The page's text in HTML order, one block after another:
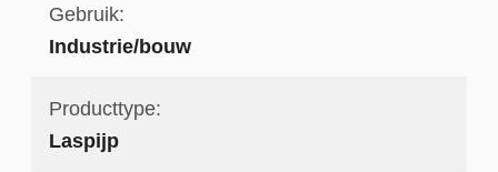
Gebruik:
Industrie/bouw
Producttype:
Laspijp